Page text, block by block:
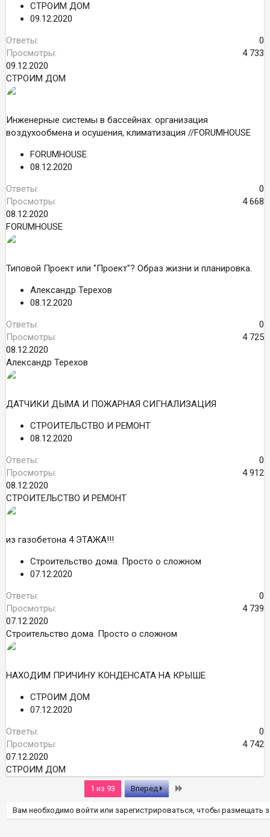
СТРОИМ ДОМ
09.12.2020
Ответы
0
Просмотры
4 733
09.12.2020
СТРОИМ ДОМ
Инженерные системы в бассейнах: организация
воздухообмена и осушения, климатизация //FORUMHOUSE
FORUMHOUSE
08.12.2020
Ответы
0
Просмотры
4 668
08.12.2020
FORUMHOUSE
Типовой Проект или "Проект"? Образ жизни и планировка.
Александр Терехов
08.12.2020
Ответы
0
Просмотры
4 725
08.12.2020
Александр Терехов
ДАТЧИКИ ДЫМА И ПОЖАРНАЯ СИГНАЛИЗАЦИЯ
СТРОИТЕЛЬСТВО И РЕМОНТ
08.12.2020
Ответы
0
Просмотры
4 912
08.12.2020
СТРОИТЕЛЬСТВО И РЕМОНТ
из газобетона 4 ЭТАЖА!!!
Строительство дома. Просто о сложном
07.12.2020
Ответы
0
Просмотры
4 739
07.12.2020
Строительство дома. Просто о сложном
НАХОДИМ ПРИЧИНУ КОНДЕНСАТА НА КРЫШЕ
СТРОИМ ДОМ
07.12.2020
Ответы
0
Просмотры
4 742
07.12.2020
СТРОИМ ДОМ
1 из 93 Вперед
Вам необходимо войти или зарегистрироваться, чтобы размещать